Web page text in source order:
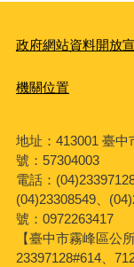
政府網站資料開放
機關位置
地址：413001 臺
號：57304003
電話：
(04)23308549、
號：0972263417
【臺中市霧峰區公
23397128#614、